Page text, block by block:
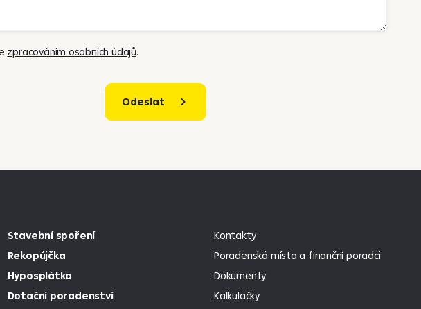
zpracováním osobních údajů.
Odeslat
Stavební spoření
Rekopůjčka
Hyposplátka
Dotační poradenství
Kontakty
Poradenská místa a finanční poradci
Dokumenty
Kalkulačky